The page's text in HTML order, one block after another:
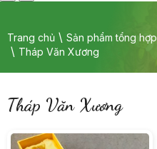
Trang chủ Sản phẩm tổng hợp
Tháp Văn Xương
Tháp Văn Xương